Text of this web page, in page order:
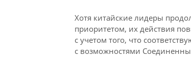
Хотя китайские лидеры
приоритетом, их действия
с учетом того, что
с возможностями